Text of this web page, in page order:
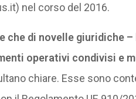
nel corso del 2016.
che di novelle giuridiche
operativi condivisi e
chiare. Esse sono